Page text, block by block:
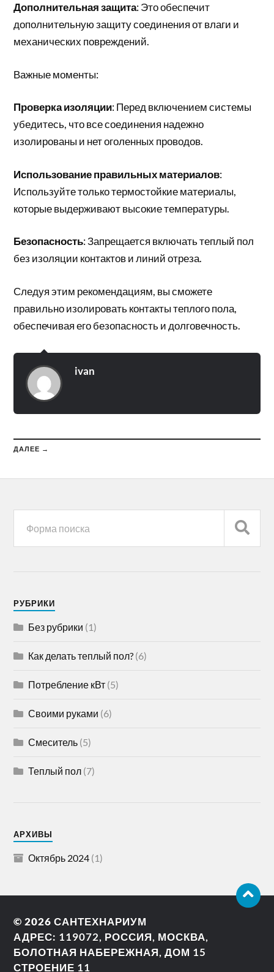
Дополнительная защита: Это обеспечит
дополнительную защиту соединения от влаги и
механических повреждений.
Важные моменты:
Проверка изоляции: Перед включением системы
убедитесь, что все соединения надежно
изолированы и нет оголенных проводов.
Использование правильных материалов:
Используйте только термостойкие материалы,
которые выдерживают высокие температуры.
Безопасность: Запрещается включать теплый пол
без изоляции контактов и линий отреза.
Следуя этим рекомендациям, вы сможете
правильно изолировать контакты теплого пола,
обеспечивая его безопасность и долговечность.
ivan
ДАЛЕЕ →
РУБРИКИ
Без рубрики (1)
Как делать теплый пол? (6)
Потребление кВт (5)
Своими руками (6)
Смеситель (5)
Теплый пол (7)
АРХИВЫ
Октябрь 2024 (1)
© 2026САНТЕХНАРИУМ
АДРЕС: 119072, РОССИЯ, МОСКВА,
БОЛОТНАЯ НАБЕРЕЖНАЯ, ДОМ 15
СТРОЕНИЕ 11